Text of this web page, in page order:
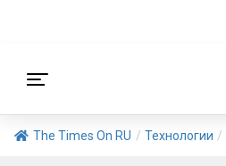
The Times On RU / Технологии /